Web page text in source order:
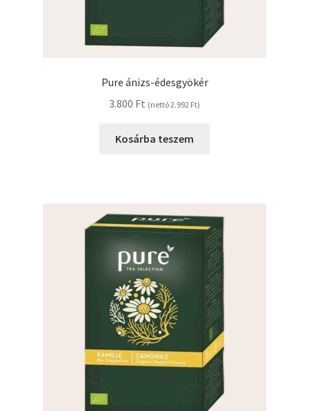
Pure ánizs-édesgyökér
3.800 Ft (nettó2.992 Ft)
Kosárba teszem